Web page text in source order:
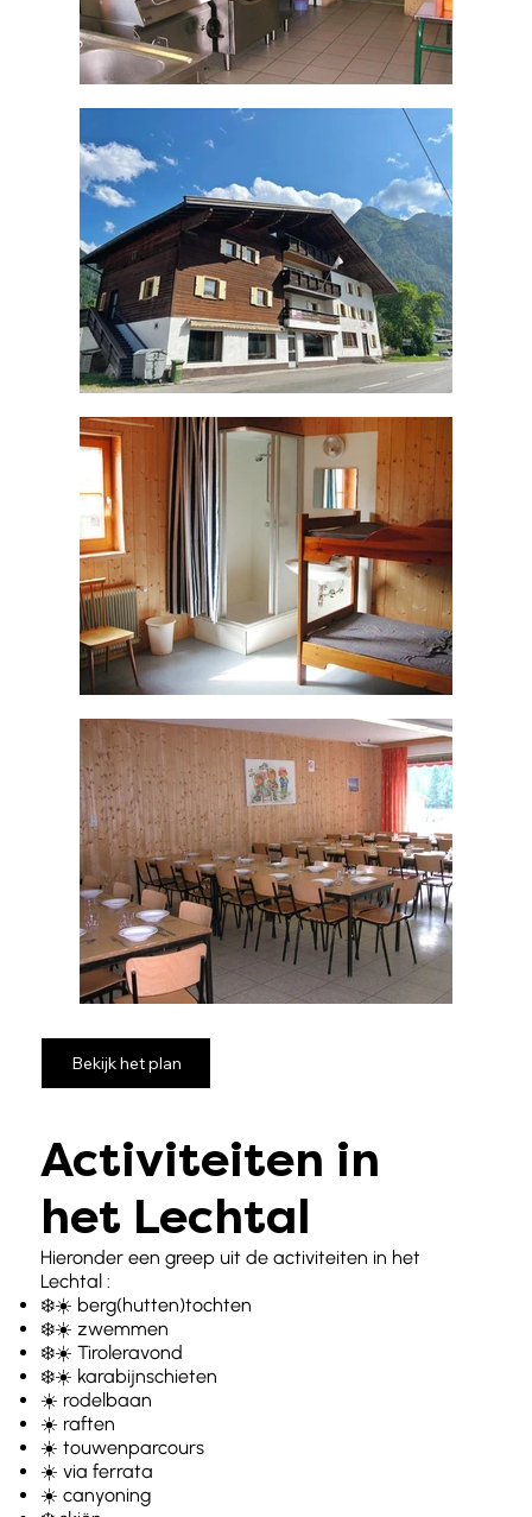
Activiteiten in
het Lechtal
Hieronder een greep uit de activiteiten in het
Lechtal :
❄️☀️ berg(hutten)tochten
❄️☀️ zwemmen
❄️☀️ Tiroleravond
❄️☀️ karabijnschieten
☀️ rodelbaan
☀️ raften
☀️ touwenparcours
☀️ via ferrata
☀️ canyoning
Bekijk het plan